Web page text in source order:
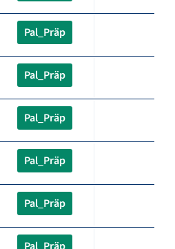
Pal_Präp
Pal_Präp
Pal_Präp
Pal_Präp
Pal_Präp